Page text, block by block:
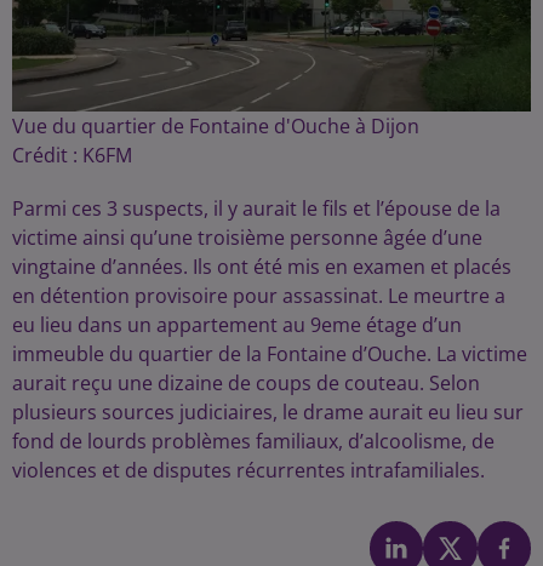
Vue du quartier de Fontaine d'Ouche à Dijon
Crédit : K6FM
Parmi ces 3 suspects, il y aurait le fils et l’épouse de la
victime ainsi qu’une troisième personne âgée d’une
vingtaine d’années. Ils ont été mis en examen et placés
en détention provisoire pour assassinat. Le meurtre a
eu lieu dans un appartement au 9eme étage d’un
immeuble du quartier de la Fontaine d’Ouche. La victime
aurait reçu une dizaine de coups de couteau. Selon
plusieurs sources judiciaires, le drame aurait eu lieu sur
fond de lourds problèmes familiaux, d’alcoolisme, de
violences et de disputes récurrentes intrafamiliales.